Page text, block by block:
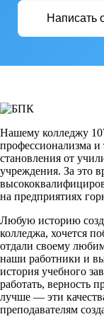
Написать
Нашему колледжу
профессионализма
становления от
учреждения. За это
на предприятиях
Любую историю
колледжа, хочется
отдали своему
наши работники и
история учебного
работать, верность
лучше — эти
преподавателям